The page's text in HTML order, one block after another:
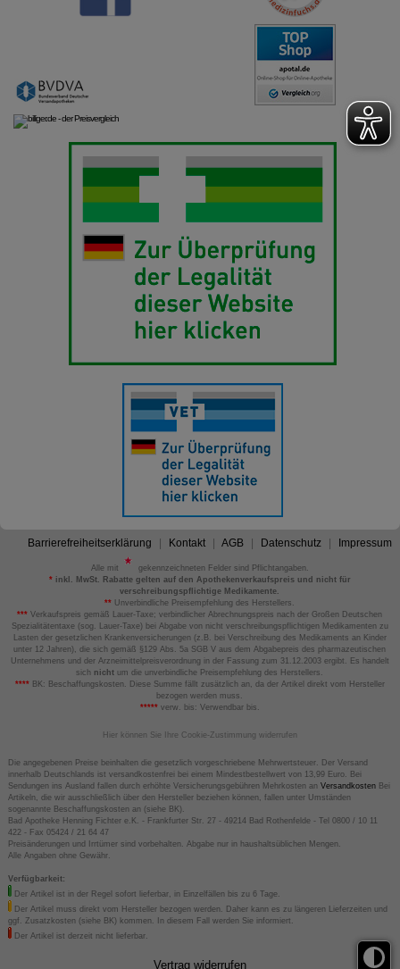
Barrierefreiheitserklärung Kontakt AGB Datenschutz Impressum
Alle mit
gekennzeichneten Felder sind Pflichtangaben.
*inkl. MwSt. Rabatte gelten auf den Apothekenverkaufspreis und nicht für
verschreibungspflichtige Medikamente.
** Unverbindliche Preisempfehlung des Herstellers.
*** Verkaufspreis gemäß Lauer-Taxe; verbindlicher Abrechnungspreis nach der Großen Deutschen
Spezialitätentaxe (sog. Lauer-Taxe) bei Abgabe von nicht verschreibungspflichtigen Medikamenten zu
Lasten der gesetzlichen Krankenversicherungen (z.B. bei Verschreibung des Medikaments an Kinder
unter 12 Jahren), die sich gemäß §129 Abs. 5a SGB V aus dem Abgabepreis des pharmazeutischen
Unternehmens und der Arzneimittelpreisverordnung in der Fassung zum 31.12.2003 ergibt. Es handelt
sich nicht um die unverbindliche Preisempfehlung des Herstellers.
****BK: Beschaffungskosten. Diese Summe fällt zusätzlich an, da der Artikel direkt vom Hersteller
bezogen werden muss.
*****verw. bis: Verwendbar bis.
Hier können Sie Ihre Cookie-Zustimmung widerrufen
Die angegebenen Preise beinhalten die gesetzlich vorgeschriebene Mehrwertsteuer. Der Versand
innerhalb Deutschlands ist versandkostenfrei bei einem Mindestbestellwert von 13,99 Euro. Bei
Sendungen ins Ausland fallen durch erhöhte Versicherungsgebühren Mehrkosten an VersandkostenBei
Artikeln, die wir ausschließlich über den Hersteller beziehen können, fallen unter Umständen
sogenannte Beschaffungskosten an (siehe BK).
Bad Apotheke Henning Fichter e.K. - Frankfurter Str. 27 - 49214 Bad Rothenfelde - Tel 0800 / 10 11
422 - Fax 05424 / 21 64 47
Preisänderungen und Irrtümer sind vorbehalten. Abgabe nur in haushaltsüblichen Mengen.
Alle Angaben ohne Gewähr.
Verfügbarkeit:
Der Artikel ist in der Regel sofort lieferbar, in Einzelfällen bis zu 6 Tage.
Der Artikel muss direkt vom Hersteller bezogen werden. Daher kann es zu längeren Lieferzeiten und
ggf. Zusatzkosten (siehe BK) kommen. In diesem Fall werden Sie informiert.
Der Artikel ist derzeit nicht lieferbar.
Vertrag widerrufen